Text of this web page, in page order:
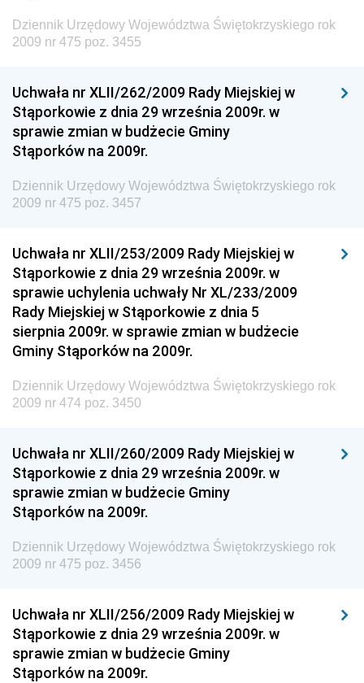
Dziennik Urzędowy Ministra Rozwoju, Pracy i
Dziennik Urzędowy Ministra Kultury, Dziedzictwa
Narodowego i Sportu
Dziennik Urzędowy Ministra Rodziny i Polityki
Społecznej
Dziennik Urzędowy Komendy Głównej Straży
Granicznej
Drogowego
Dziennik Urzędowy Narodowego Banku Polskiego
Dziennik Urzędowy Komendy Głównej Policji
Dziennik Urzędowy Ministra Pracy i Polityki
Społecznej
Dziennik Urzędowy Ministra Transportu, Budownictwa
i Gospodarki Morskiej
Dziennik Urzędowy Ministra Spraw Zagranicznych
Dziennik Urzędowy Centralnego Biura
Antykorupcyjnego
Wewnętrznego
Dziennik Urzędowy Urzędu Patentowego
Dziennik Urzędowy Generalnej Dyrekcji Dróg
Krajowych i Autostrad
Dziennik Urzędowy Ministra Środowiska
Dziennik Urzędowy Województwa Świętokrzyskiego rok
2009 nr 475 poz. 3455
Uchwała nr XLII/262/2009 Rady Miejskiej w
Stąporkowie z dnia 29 września 2009r. w
sprawie zmian w budżecie Gminy
Stąporków na 2009r.
Dziennik Urzędowy Województwa Świętokrzyskiego rok
2009 nr 475 poz. 3457
Uchwała nr XLII/253/2009 Rady Miejskiej w
Stąporkowie z dnia 29 września 2009r. w
sprawie uchylenia uchwały Nr XL/233/2009
Rady Miejskiej w Stąporkowie z dnia 5
sierpnia 2009r. w sprawie zmian w budżecie
Gminy Stąporków na 2009r.
Dziennik Urzędowy Województwa Świętokrzyskiego rok
2009 nr 474 poz. 3450
Uchwała nr XLII/260/2009 Rady Miejskiej w
Stąporkowie z dnia 29 września 2009r. w
sprawie zmian w budżecie Gminy
Stąporków na 2009r.
Dziennik Urzędowy Województwa Świętokrzyskiego rok
2009 nr 475 poz. 3456
Uchwała nr XLII/256/2009 Rady Miejskiej w
Stąporkowie z dnia 29 września 2009r. w
sprawie zmian w budżecie Gminy
Stąporków na 2009r.